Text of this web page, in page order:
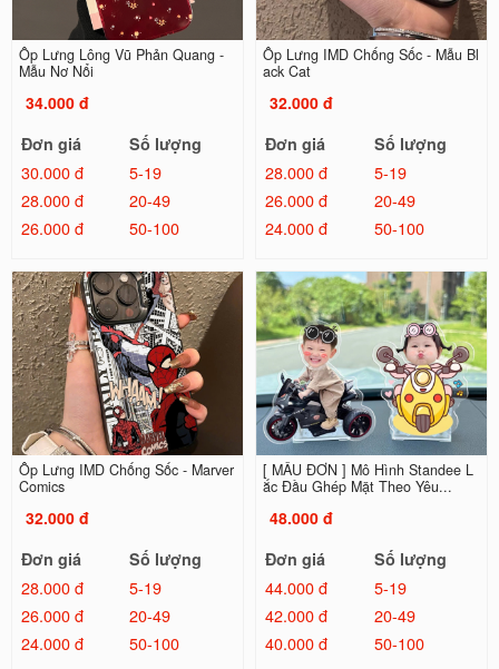
Ốp Lưng Lông Vũ Phản Quang -
Mẫu Nơ Nổi
34.000 đ
Đơn giá
Số lượng
30.000 đ
5-19
28.000 đ
20-49
26.000 đ
50-100
Ốp Lưng IMD Chống Sốc - Mẫu Bl
ack Cat
32.000 đ
Đơn giá
Số lượng
28.000 đ
5-19
26.000 đ
20-49
24.000 đ
50-100
Ốp Lưng IMD Chống Sốc - Marver
Comics
32.000 đ
Đơn giá
Số lượng
28.000 đ
5-19
26.000 đ
20-49
24.000 đ
50-100
[ MẪU ĐƠN ] Mô Hình Standee L
ắc Đầu Ghép Mặt Theo Yêu...
48.000 đ
Đơn giá
Số lượng
44.000 đ
5-19
42.000 đ
20-49
40.000 đ
50-100